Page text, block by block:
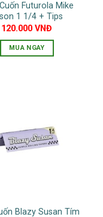
Futurola Mike
1 1/4 + Tips
120.000VNĐ
MUA NGAY
Blazy Susan Tím